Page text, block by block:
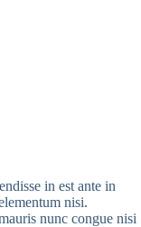
in est ante in
nisi.
nunc congue nisi